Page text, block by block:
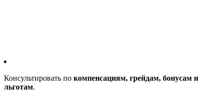
Консультировать по компенсациям, грейдам, бонусам и
льготам.